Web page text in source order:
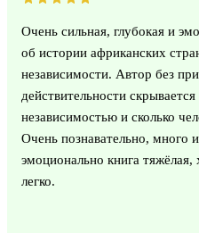
Очень сильная, глубокая и
об истории африканских
независимости. Автор без
действительности
независимостью и сколько
Очень познавательно, много
эмоционально книга тяжёлая,
легко.